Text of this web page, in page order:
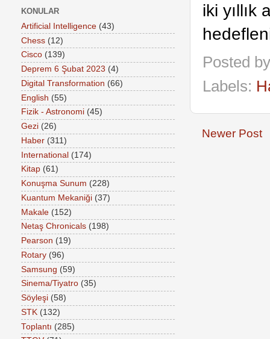
iki
Posted
Labels:
Newer Post
KONULAR
Artificial Intelligence (43)
Chess (12)
Cisco (139)
Deprem 6 Şubat 2023 (4)
Digital Transformation (66)
English (55)
Fizik - Astronomi (45)
Gezi (26)
Haber (311)
International (174)
Kitap (61)
Konuşma Sunum (228)
Kuantum Mekaniği (37)
Makale (152)
Netaş Chronicals (198)
Pearson (19)
Rotary (96)
Samsung (59)
Sinema/Tiyatro (35)
Söyleşi (58)
STK (132)
Toplantı (285)